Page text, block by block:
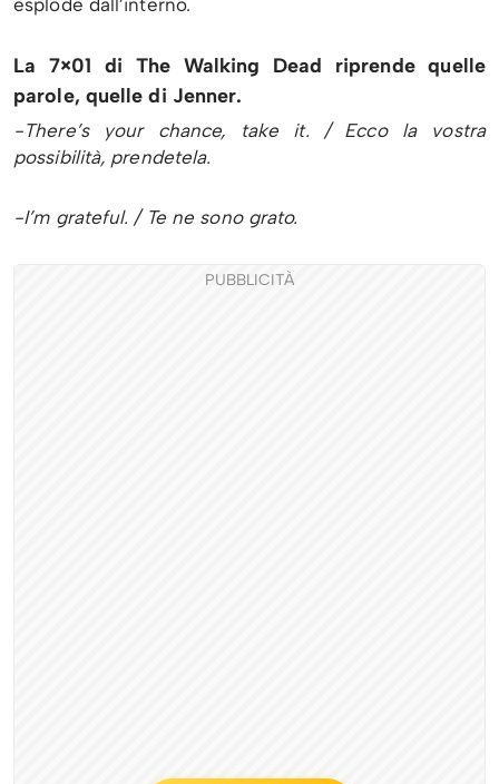
La 7×01 di The Walking Dead riprende quelle
parole, quelle di Jenner.
-There’s your chance, take it. / Ecco la vostra
possibilità, prendetela.
-I’m grateful. / Te ne sono grato.
PUBBLICITÀ